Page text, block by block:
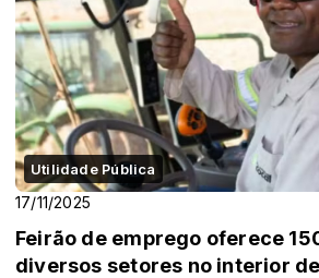
Utilidade Pública
17/11/2025
Feirão de emprego oferece
diversos setores no interior